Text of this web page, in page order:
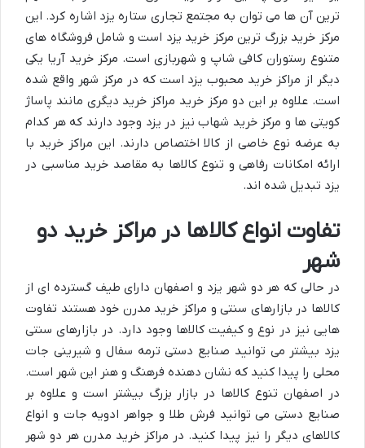
ترین آن ها می توان به مجتمع تجاری ستاره یزد اشاره کرد. این
مرکز خرید بزرگ ترین مرکز خرید یزد است و شامل فروشگاه های
متنوع رستوران کافی شاپ و شهربازی است. مرکز خرید آریا یکی
دیگر از مراکز خرید محبوب یزد است که در مرکز شهر واقع شده
است. علاوه بر این دو مرکز خرید مراکز خرید دیگری مانند پاساژ
کویتی ها و مرکز خرید شهاب نیز در یزد وجود دارند که هر کدام
به عرضه نوع خاصی از کالا اختصاص دارند. این مراکز خرید با
ارائه امکانات رفاهی و تنوع کالاها به مقاصد خرید مناسبی در
یزد تبدیل شده اند.
تفاوت انواع کالاها در مراکز خرید دو
شهر
در حالی که هر دو شهر یزد و اصفهان دارای طیف گسترده ای از
کالاها در بازارهای سنتی و مراکز خرید مدرن خود هستند تفاوت
هایی نیز در نوع و کیفیت کالاها وجود دارد. در بازارهای سنتی
یزد بیشتر می توانید صنایع دستی ترمه سفال و شیرینی جات
محلی را پیدا کنید که نشان دهنده فرهنگ و هنر این شهر است.
در اصفهان تنوع کالاها در بازار بزرگ بیشتر است و علاوه بر
صنایع دستی می توانید فرش طلا و جواهر ادویه جات و انواع
کالاهای دیگر را نیز پیدا کنید. در مراکز خرید مدرن هر دو شهر